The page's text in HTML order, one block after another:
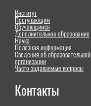
Институт
Поступающим
Обучающимся
Дополнительное образование
Наука
Полезная информация
Сведения об образовательной
организации
Часто задаваемые вопросы
Контакты